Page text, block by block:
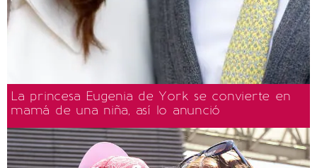
La princesa Eugenia de York se convierte en
mamá de una niña, así lo anunció